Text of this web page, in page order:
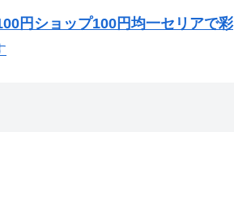
円ショップ100円均一セリアで彩